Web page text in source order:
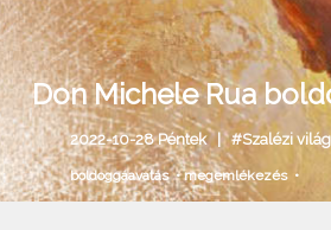
Don Michele Rua
2022-10-28 Péntek |#Szalézi világ
boldoggáavatás•megemlékezés•